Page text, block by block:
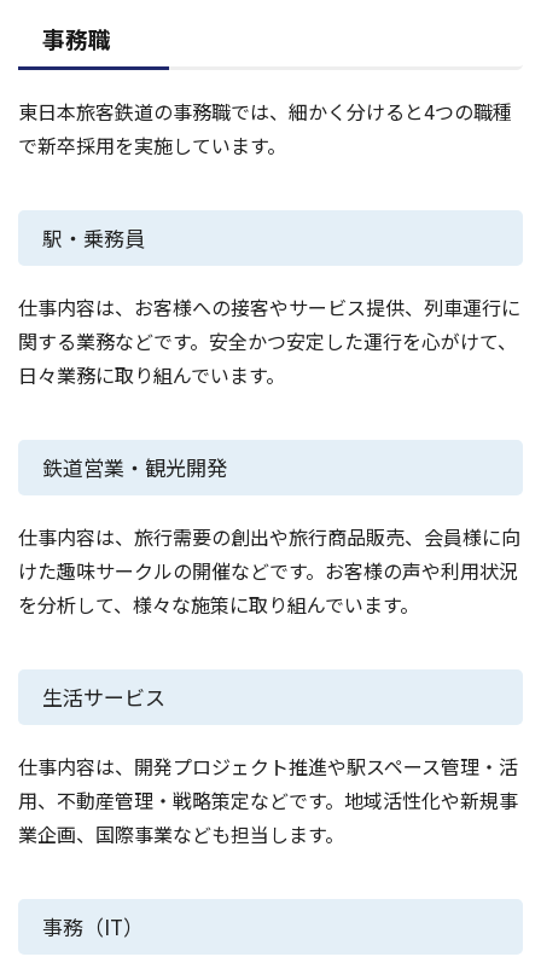
事務職
東日本旅客鉄道の事務職では、細かく分けると4つの職種
で新卒採用を実施しています。
駅・乗務員
仕事内容は、お客様への接客やサービス提供、列車運行に
関する業務などです。安全かつ安定した運行を心がけて、
日々業務に取り組んでいます。
鉄道営業・観光開発
仕事内容は、旅行需要の創出や旅行商品販売、会員様に向
けた趣味サークルの開催などです。お客様の声や利用状況
を分析して、様々な施策に取り組んでいます。
生活サービス
仕事内容は、開発プロジェクト推進や駅スペース管理・活
用、不動産管理・戦略策定などです。地域活性化や新規事
業企画、国際事業なども担当します。
事務（IT）